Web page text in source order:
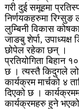
गरी दुई समूहमा
निर्णयकहरुमा रिग्सुङ
लुम्बिनी विकास
जाङबु शेर्पा,
छोपेल रहेका छन् ।
प्रतियोगिता
छ । त्यस्तै किदुगले
कार्यक्रम मार्चको ४
दिएको छ ।
कार्यक्रमहरु हुने